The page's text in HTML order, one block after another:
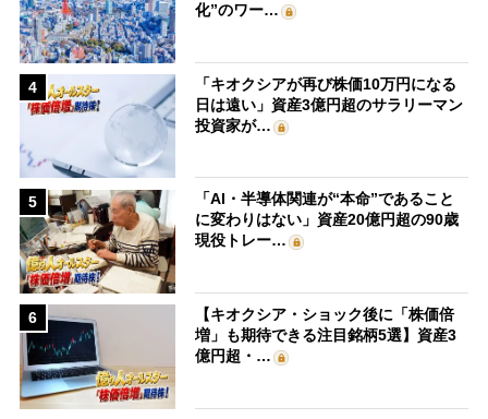
化”のワー…
4
「キオクシアが再び株価10万円になる
日は遠い」資産3億円超のサラリーマン
投資家が…
5
「AI・半導体関連が“本命”であること
に変わりはない」資産20億円超の90歳
現役トレー…
6
【キオクシア・ショック後に「株価倍
増」も期待できる注目銘柄5選】資産3
億円超・…